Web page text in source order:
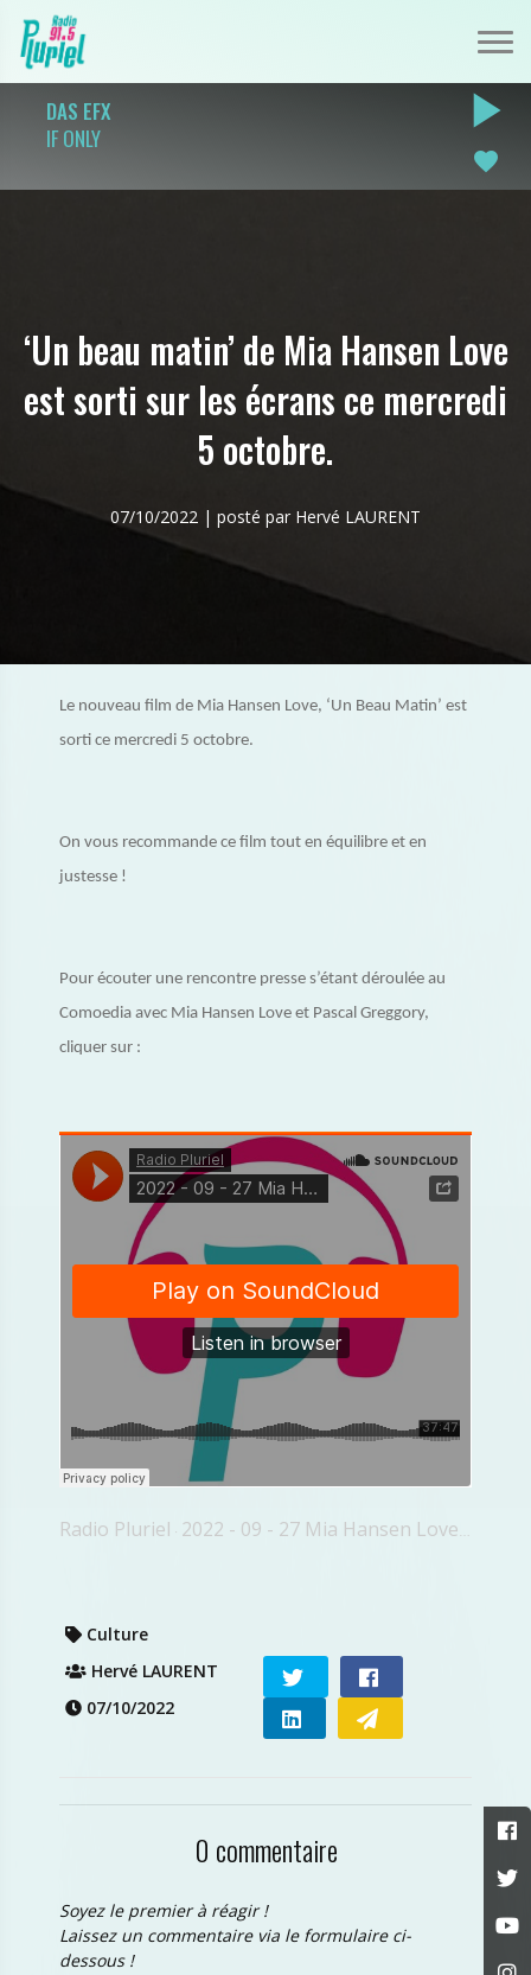
DAS EFX
IF ONLY
play_arrow
favorite
‘Un beau matin’ de Mia Hansen Love
est sorti sur les écrans ce mercredi
5 octobre.
07/10/2022 | posté par Hervé LAURENT
Le nouveau film de Mia Hansen Love, ‘Un Beau Matin’ est
sorti ce mercredi 5 octobre.
On vous recommande ce film tout en équilibre et en
justesse !
Pour écouter une rencontre presse s’étant déroulée au
Comoedia avec Mia Hansen Love et Pascal Greggory,
cliquer sur :
Radio Pluriel · 2022 - 09 - 27 Mia Hansen Love Pascal Greggory
Culture
Hervé LAURENT
07/10/2022
0 commentaire
Soyez le premier à réagir !
Laissez un commentaire via le formulaire ci-
dessous !